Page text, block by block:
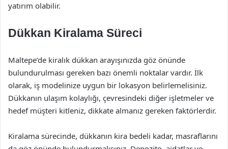
yatırım olabilir.
Dükkan Kiralama Süreci
Maltepe’de kiralık dükkan arayışınızda göz önünde
bulundurulması gereken bazı önemli noktalar vardır. İlk
olarak, iş modelinize uygun bir lokasyon belirlemelisiniz.
Dükkanın ulaşım kolaylığı, çevresindeki diğer işletmeler ve
hedef müşteri kitleniz, dikkate almanız gereken faktörlerdir.
Kiralama sürecinde, dükkanın kira bedeli kadar, masraflarını